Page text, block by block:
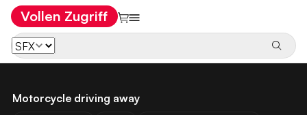
Vollen Zugriff
Motorcycle driving away